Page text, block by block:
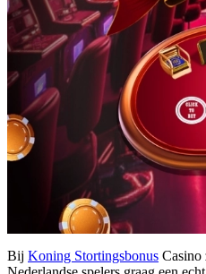
Bij Koning Stortingsbonus Casino